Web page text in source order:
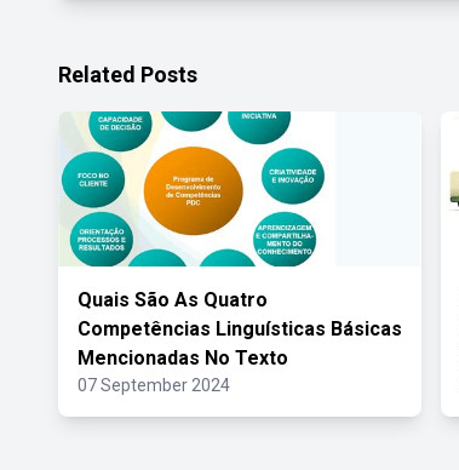
Related Posts
Quais São As Quatro
Competências Linguísticas Básicas
Mencionadas No Texto
07 September 2024